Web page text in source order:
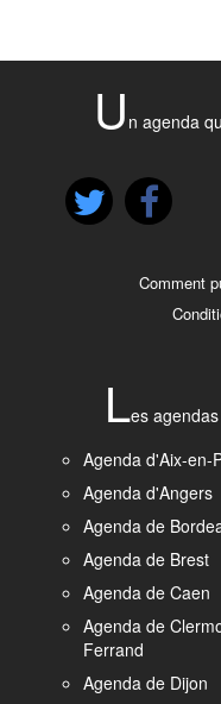
U n agenda
Comment
Les
Agenda d'Aix-en-
Agenda d'Angers
Agenda de
Agenda de Brest
Agenda de Caen
Agenda de
Ferrand
Agenda de Dijon